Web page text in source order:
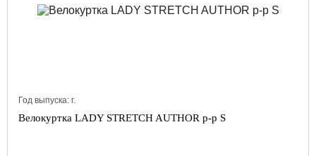
Год выпуска: г.
Велокуртка LADY STRETCH AUTHOR р-р S